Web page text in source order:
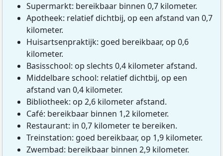
Supermarkt: bereikbaar binnen 0,7 kilometer.
Apotheek: relatief dichtbij, op een afstand van 0,7
kilometer.
Huisartsenpraktijk: goed bereikbaar, op 0,6
kilometer.
Basisschool: op slechts 0,4 kilometer afstand.
Middelbare school: relatief dichtbij, op een
afstand van 0,4 kilometer.
Bibliotheek: op 2,6 kilometer afstand.
Café: bereikbaar binnen 1,2 kilometer.
Restaurant: in 0,7 kilometer te bereiken.
Treinstation: goed bereikbaar, op 1,9 kilometer.
Zwembad: bereikbaar binnen 2,9 kilometer.